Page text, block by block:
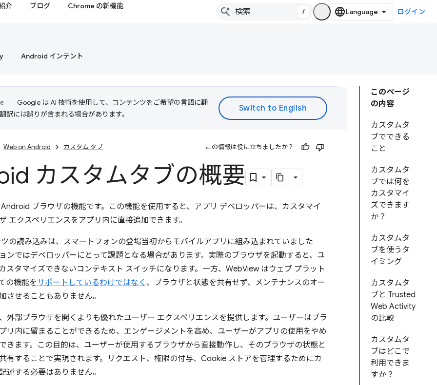
介 ブログ Chrome の新機能
/ ログイン
Android インテント
このページ
の内容
カスタムタ
ブでできる
こと
カスタムタ
ブでは何を
カスタマイ
ズできます
か？
カスタムタ
ブを使うタ
イミング
カスタムタ
ブと Trusted
Web Activity
の比較
カスタムタ
ブはどこで
利用できま
すか？
Google は AI 技術を使用して、コンテンツをご希望の言語に翻
訳には誤りが含まれる場合があります。
Web on Android カスタム タブ この情報は役に立ちましたか？
カスタムタブの概要
ブラウザの機能です。この機能を使用すると、アプリ デベロッパーは、カスタマイ
エクスペリエンスをアプリ内に直接追加できます。
の読み込みは、スマートフォンの登場当初からモバイルアプリに組み込まれていました
ンではデベロッパーにとって課題となる場合があります。実際のブラウザを起動すると、ユ
スタマイズできないコンテキスト スイッチになります。一方、WebView はウェブ プラット
の機能をサポートしているわけではなく 、ブラウザと状態を共有せず、メンテナンスのオー
させることもありません。
外部ブラウザを開くよりも優れたユーザー エクスペリエンスを提供します。ユーザーはブラ
リ内に留まることができるため、エンゲージメントを高め、ユーザーがアプリの使用をやめ
きます。この目的は、ユーザーが使用するブラウザから直接動作し、そのブラウザの状態と
有することで実現されます。リクエスト、権限の付与、Cookie ストアを管理するためにカ
述する必要はありません。